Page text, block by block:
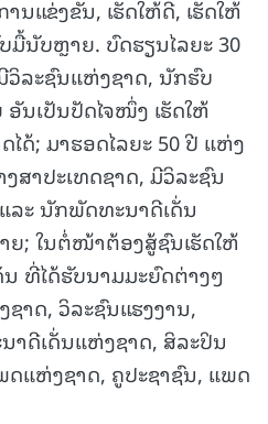
ນແຂ່ງຂັນ, ເຮັດໃຫ້ດີ, ເຮັດໃຫ້
ນັບຫຼາຍ. ບົດຮຽນໄລຍະ 30
ລະຊົນແຫ່ງຊາດ, ນັກຮົບ
ນເປັນປັດໄຈໜຶ່ງ ເຮັດໃຫ້
ດ້; ມາຮອດໄລຍະ 50 ປີ ແຫ່ງ
ສາປະເທດຊາດ, ມີວິລະຊົນ
ລະ ນັກພັດທະນາດີເດັ່ນ
ຍ; ໃນຕໍ່ໜ້າຕ້ອງສູ້ຊົນເຮັດໃຫ້
ທີ່ໄດ້ຮັບນາມມະຍົດຕ່າງໆ
າດ, ວິລະຊົນແຮງງານ,
ດີເດັ່ນແຫ່ງຊາດ, ສິລະປິນ
ແຫ່ງຊາດ, ຄູປະຊາຊົນ, ແພດ